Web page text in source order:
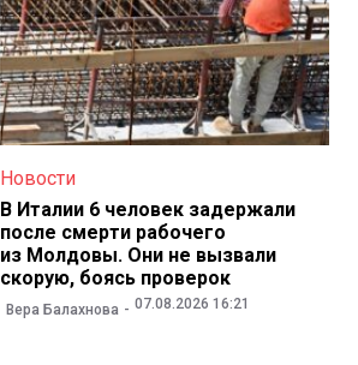
Новости
В Италии 6 человек задержали
после смерти рабочего
из Молдовы. Они не вызвали
скорую, боясь проверок
Вера Балахнова 07.08.2026 16:21